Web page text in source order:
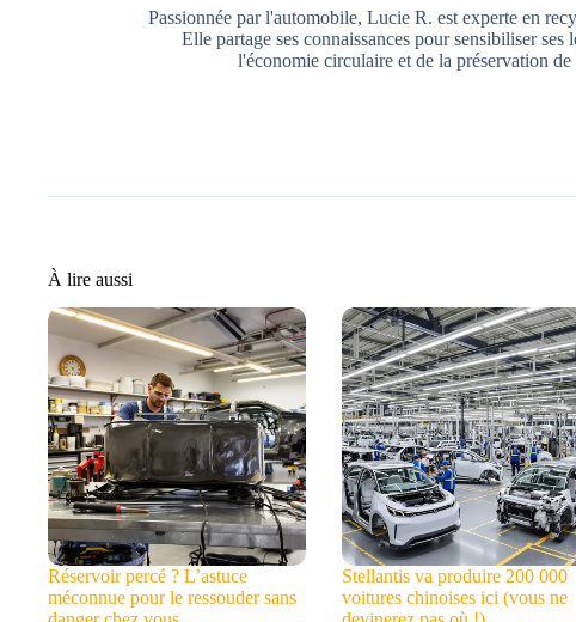
Passionnée par l'automobile, Lucie R. est experte en
Elle partage ses connaissances pour sensibiliser ses
l'économie circulaire et de la préservation
À lire aussi
Réservoir percé ? L’astuce
méconnue pour le ressouder sans
Stellantis va produire 200 000
voitures chinoises ici (vous ne